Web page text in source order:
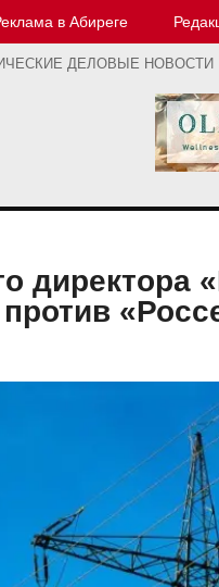
в Абиреге
ДЕЛОВЫЕ НОВОСТИ
директора